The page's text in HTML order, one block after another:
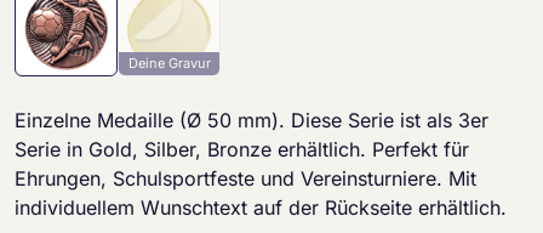
Deine Gravur
Einzelne Medaille (Ø 50 mm). Diese Serie ist als 3er
Serie in Gold, Silber, Bronze erhältlich. Perfekt für
Ehrungen, Schulsportfeste und Vereinsturniere. Mit
individuellem Wunschtext auf der Rückseite erhältlich.